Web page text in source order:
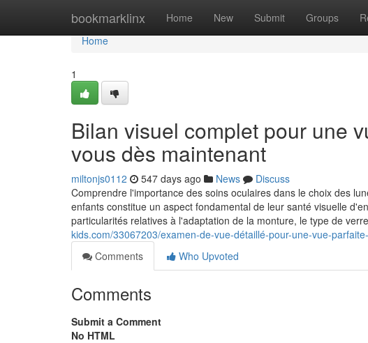
bookmarklinx Home New Submit Groups
Home
Home
1
Bilan visuel complet pour une
vous dès maintenant
miltonjs0112 547 days ago News
Discuss
Comprendre l'importance des soins oculaires dans le choix des
enfants constitue un aspect fondamental de leur santé visuelle
particularités relatives à l'adaptation de la monture, le type de
kids.com/33067203/examen-de-vue-détaillé-pour-une-vue-
Comments
Who Upvoted
Comments
Submit a Comment
No HTML